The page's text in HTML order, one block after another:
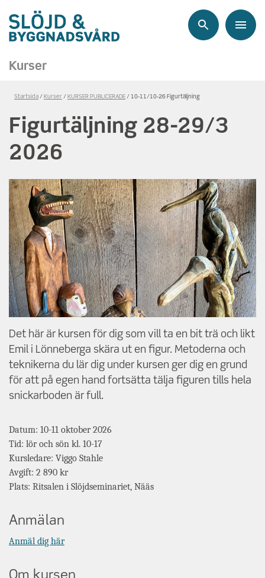
Kurser
Länkstig,
är
sidan
28-
29/3
2026
Startsida Kurser KURSER PUBLICERADE 10-11/10-26 Figurtäljning
Figurtäljning 28-29/3
2026
Det här är kursen för dig som vill ta en bit trä och likt
Emil i Lönneberga skära ut en figur. Metoderna och
teknikerna du lär dig under kursen ger dig en grund
för att på egen hand fortsätta tälja figuren tills hela
snickarboden är full.
Datum: 10-11 oktober 2026
Tid: lör och sön kl. 10-17
Kursledare: Viggo Stahle
Avgift: 2 890 kr
Plats: Ritsalen i Slöjdseminariet, Nääs
Anmälan
Anmäl dig här